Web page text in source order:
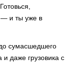
— и ты уже в
сумасшедшего
и даже грузовика с